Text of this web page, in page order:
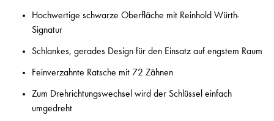
Hochwertige schwarze Oberfläche mit Reinhold Würth-
Signatur
Schlankes, gerades Design für den Einsatz auf engstem Raum
Feinverzahnte Ratsche mit 72 Zähnen
Zum Drehrichtungswechsel wird der Schlüssel einfach
umgedreht